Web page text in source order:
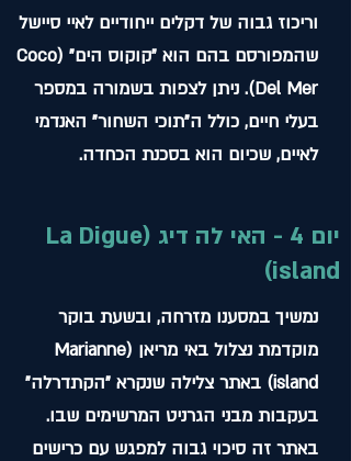
וריכוז גבוה של דקלים ייחודיים לאיי סיישל
שהמפורסם בהם הוא "קוקוס הים" (Coco
Del Mer). ניתן לצפות בשמורה במספר
בעלי חיים, כולל ה"תוכי השחור" האנדמי
לאיים, שכיום הוא בסכנת הכחדה.
יום 4 - האי לה דיג (La Digue
island)
נמשיך במסענו מזרחה, ובשעת בוקר
מוקדמת נצלול באי מריאן (Marianne
island) באתר צלילה שנקרא "הקתדרלה"
בעקבות מבני הגרניט המרשימים שבו.
באתר זה סיכוי גבוה למפגש עם כרישים